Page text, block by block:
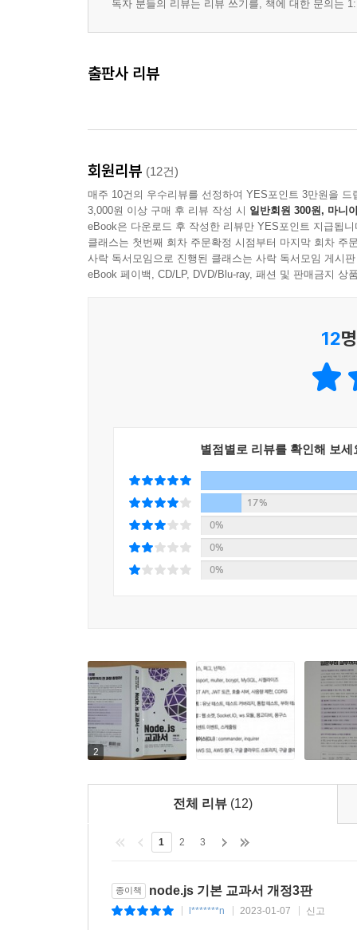
독자 분들의 리뷰는 리뷰 쓰기를, 책에 대한 문의는
출판사 리뷰
회원리뷰 (12건)
매주 10건의 우수리뷰를 선정하여 YES포인트 3만원을 드
3,000원 이상 구매 후 리뷰 작성 시 일반회원 300원, 마니
eBook은 다운로드 후 작성한 리뷰만 YES포인트 지급됩니
클래스는 첫번째 회차 주문확정 시점부터 마지막 회차 주
사락 독서모임으로 진행된 클래스는 사락 독서모임 게시
eBook 페이백, CD/LP, DVD/Blu-ray, 패션 및 판매금지 상
12
별점별로 리뷰를 확인해 보세
17%
0%
0%
0%
2
전체 리뷰 (12)
1 2 3
종이책 node.js 기본 교과서 개정3판
l*******n 2023-01-07 신고